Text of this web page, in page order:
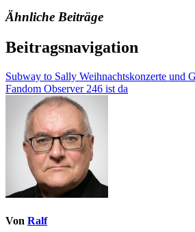
Ähnliche Beiträge
Beitragsnavigation
Subway to Sally Weihnachtskonzerte und
Fandom Observer 246 ist da
Von Ralf